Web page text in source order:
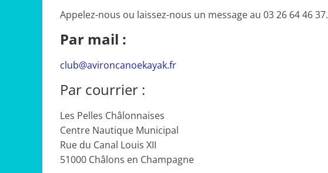
Appelez-nous ou laissez-nous un message au 03 26 64 46 37.
Par mail :
club@avironcanoekayak.fr
Par courrier :
Les Pelles Châlonnaises
Centre Nautique Municipal
Rue du Canal Louis XII
51000 Châlons en Champagne